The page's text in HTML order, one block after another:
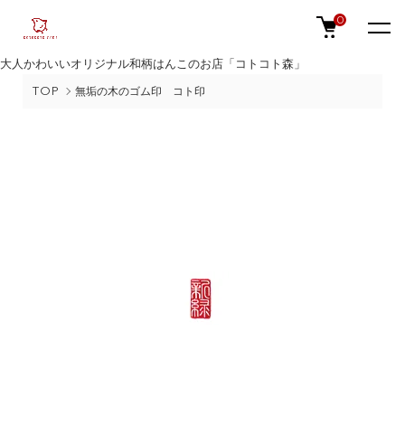
大人かわいいオリジナル和柄はんこのお店「コトコト森」
0
TOP 無垢の木のゴム印 コト印